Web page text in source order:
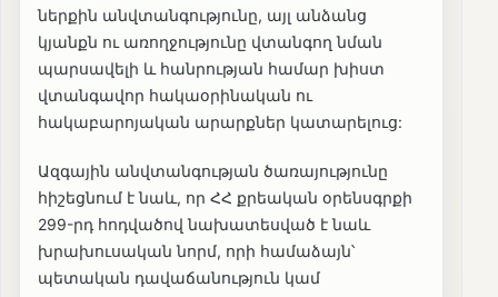
ներքին անվտանգությունը, այլ անձանց
կյանքն ու առողջությունը վտանգող նման
պարսավելի և հանրության համար խիստ
վտանգավոր հակաօրինական ու
հակաբարոյական արարքներ կատարելուց:
Ազգային անվտանգության ծառայությունը
հիշեցնում է նաև, որ ՀՀ քրեական օրենսգրքի
299-րդ հոդվածով նախատեսված է նաև
խրախուսական նորմ, որի համաձայն՝
պետական դավաճանություն կամ